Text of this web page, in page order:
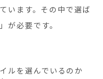
います。その中で選ば
が必要です。
ルを選んでいるのか